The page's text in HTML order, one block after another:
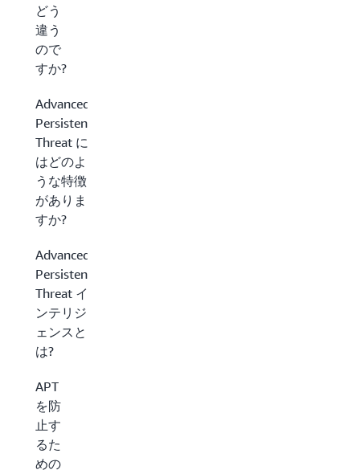
どう
違う
ので
すか?
Advanced
Persistent
Threat に
はどのよ
うな特徴
がありま
すか?
Advanced
Persistent
Threat イ
ンテリジ
ェンスと
は?
APT
を防
止す
るた
めの